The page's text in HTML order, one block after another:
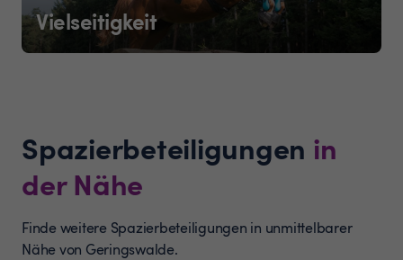
Vielseitigkeit
Spazierbeteiligungen in
der Nähe
Finde weitere Spazierbeteiligungen in unmittelbarer
Nähe von Geringswalde.